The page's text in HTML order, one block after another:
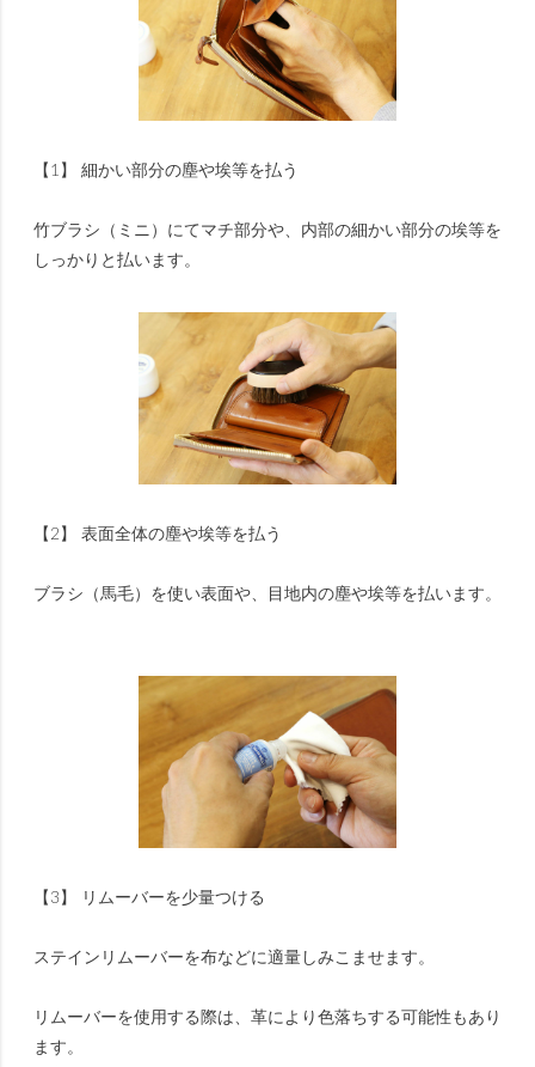
【1】 細かい部分の塵や埃等を払う
竹ブラシ（ミニ）にてマチ部分や、内部の細かい部分の埃等を
しっかりと払います。
【2】 表面全体の塵や埃等を払う
ブラシ（馬毛）を使い表面や、目地内の塵や埃等を払います。
【3】 リムーバーを少量つける
ステインリムーバーを布などに適量しみこませます。
リムーバーを使用する際は、革により色落ちする可能性もあり
ます。